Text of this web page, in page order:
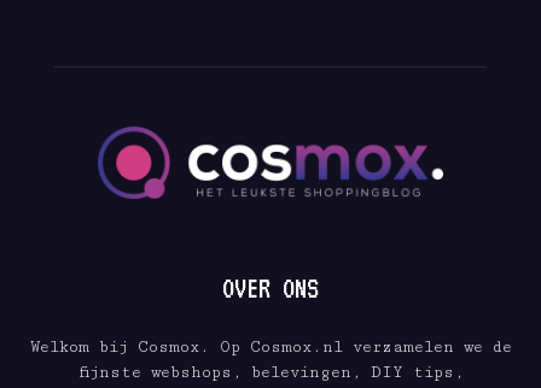
OVER ONS
Welkom bij Cosmox. Op Cosmox.nl verzamelen we de
fijnste webshops, belevingen, DIY tips,